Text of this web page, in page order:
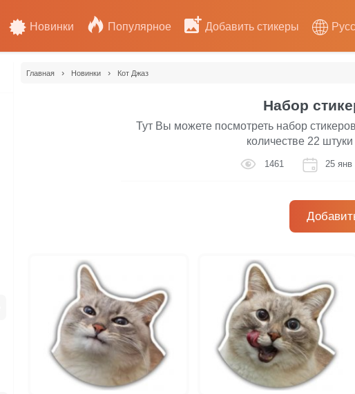
Новинки Популярное Добавить стикеры
Главная › Новинки › Кот Джаз
Набор
Тут Вы можете посмотреть набор
количестве 22
1461 25 янв